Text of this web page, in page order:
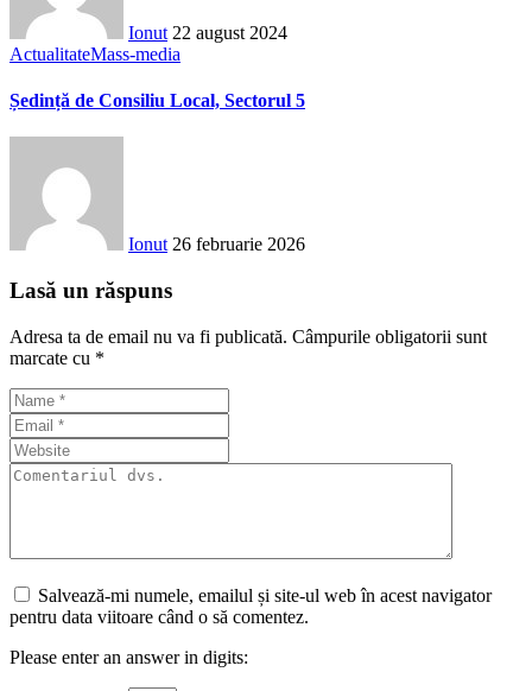
Ionut 22 august 2024
ActualitateMass-media
Ședință de Consiliu Local, Sectorul 5
Ionut 26 februarie 2026
Lasă un răspuns
Adresa ta de email nu va fi publicată. Câmpurile obligatorii sunt
marcate cu *
Salvează-mi numele, emailul și site-ul web în acest navigator
pentru data viitoare când o să comentez.
Please enter an answer in digits: